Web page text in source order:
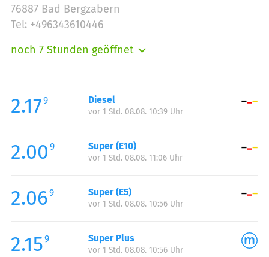
76887 Bad Bergzabern
Tel: +496343610446
noch 7 Stunden geöffnet
Mittwoch:
05:00-22:00
Donnerstag:
Samstag:
06:00-22:00
Sonntag:
2.179 Diesel
vor 1 Std. 08.08. 10:39 Uhr
2.00 9 Super (E10)
vor 1 Std. 08.08. 11:06 Uhr
2.069 Super (E5)
vor 1 Std. 08.08. 10:56 Uhr
2.159 Super Plus
vor 1 Std. 08.08. 10:56 Uhr